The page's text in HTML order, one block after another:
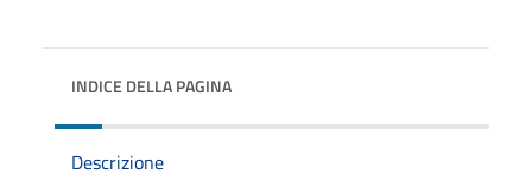
INDICE DELLA PAGINA
Descrizione